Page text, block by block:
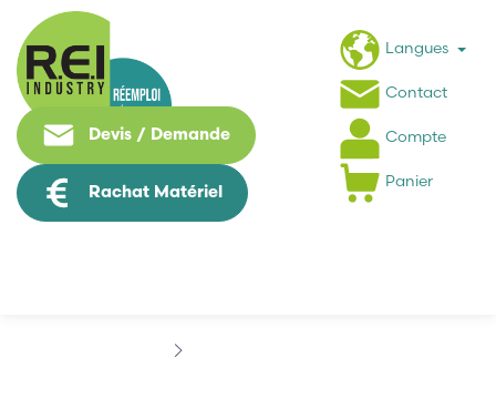
Devis / Demande
Rachat Matériel
Langues
Contact
Compte
Panier